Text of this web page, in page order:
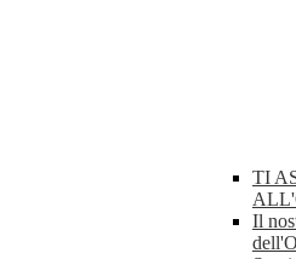
TI
Il